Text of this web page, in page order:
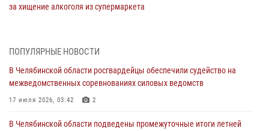
за хищение алкоголя из супермаркета
На Южном Урале спецназ Росгвардии провел военно-полевые
Росгвардейцы задержали трёх магазинных воров в Челябинске
ПОПУЛЯРНЫЕ НОВОСТИ
В Челябинской области росгвардейцы обеспечили судейство на
межведомственных соревнованиях силовых ведомств
17 июля 2026, 03:42 2
В Челябинской области подведены промежуточные итоги летней